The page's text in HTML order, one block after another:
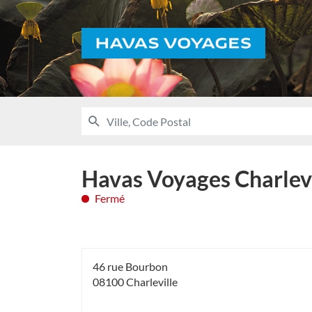
Voyages
Ville,RECHERCHER
UNE
Havas Voyages
Fermé
46 rue Bourbon
08100 Charleville